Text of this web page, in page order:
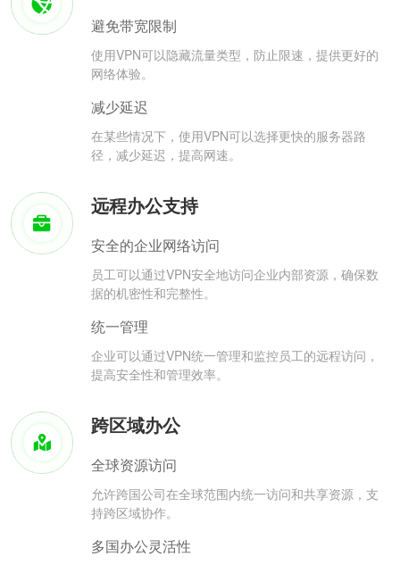
避免带宽限制
使用VPN可以隐藏流量类型，防止限速，提供更好的
网络体验。
减少延迟
在某些情况下，使用VPN可以选择更快的服务器路
径，减少延迟，提高网速。
远程办公支持
安全的企业网络访问
员工可以通过VPN安全地访问企业内部资源，确保数
据的机密性和完整性。
统一管理
企业可以通过VPN统一管理和监控员工的远程访问，
提高安全性和管理效率。
跨区域办公
全球资源访问
允许跨国公司在全球范围内统一访问和共享资源，支
持跨区域协作。
多国办公灵活性